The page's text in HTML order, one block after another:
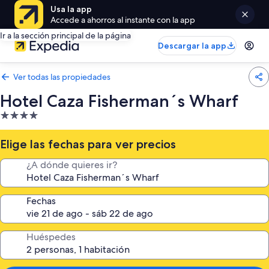
Usa la app
Accede a ahorros al instante con la app
Ir a la sección principal de la página
Descargar la app
Ver todas las propiedades
Hotel Caza Fisherman´s Wharf
Propiedad
de
4.0
estrellas
Elige las fechas para ver precios
¿A dónde quieres ir?
Fechas
Huéspedes